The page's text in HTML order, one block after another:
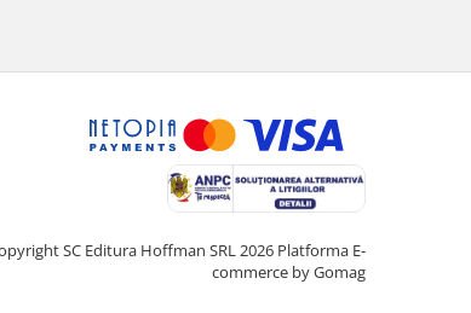
SC Editura Hoffman SRL 2026 Platforma E-
commerce by Gomag